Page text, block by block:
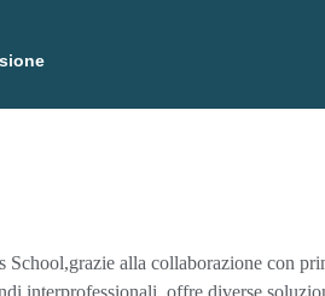
School,grazie alla collaborazione con